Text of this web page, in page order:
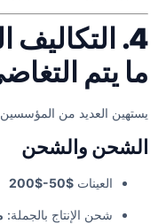
4. التكاليف
ما يتم
يستهين العديد من المؤسسين
الشحن والشحن
العينات $50-$200
شحن الإنتاج بالجملة: من